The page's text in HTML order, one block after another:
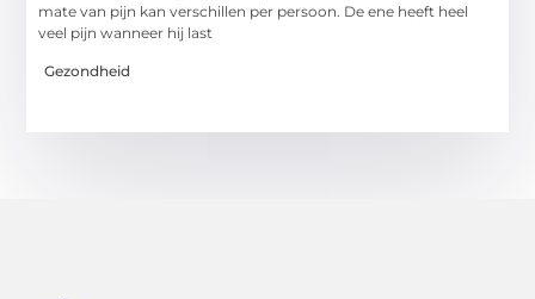
mate van pijn kan verschillen per persoon. De ene heeft heel
veel pijn wanneer hij last
Gezondheid